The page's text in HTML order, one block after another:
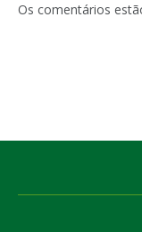
Os comentários